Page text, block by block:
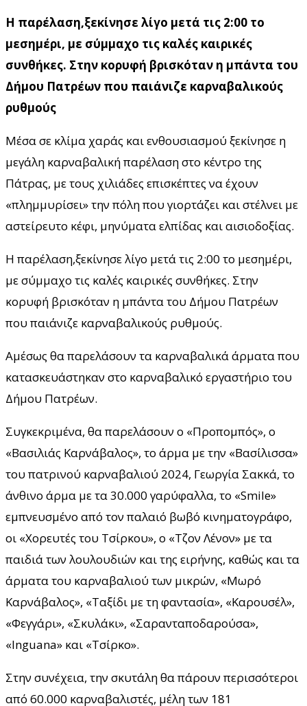
Η παρέλαση,ξεκίνησε λίγο μετά τις 2:00 το
μεσημέρι, με σύμμαχο τις καλές καιρικές
συνθήκες. Στην κορυφή βρισκόταν η μπάντα του
Δήμου Πατρέων που παιάνιζε καρναβαλικούς
ρυθμούς
Μέσα σε κλίμα χαράς και ενθουσιασμού ξεκίνησε η
μεγάλη καρναβαλική παρέλαση στο κέντρο της
Πάτρας, με τους χιλιάδες επισκέπτες να έχουν
«πλημμυρίσει» την πόλη που γιορτάζει και στέλνει με
αστείρευτο κέφι, μηνύματα ελπίδας και αισιοδοξίας.
Η παρέλαση,ξεκίνησε λίγο μετά τις 2:00 το μεσημέρι,
με σύμμαχο τις καλές καιρικές συνθήκες. Στην
κορυφή βρισκόταν η μπάντα του Δήμου Πατρέων
που παιάνιζε καρναβαλικούς ρυθμούς.
Αμέσως θα παρελάσουν τα καρναβαλικά άρματα που
κατασκευάστηκαν στο καρναβαλικό εργαστήριο του
Δήμου Πατρέων.
Συγκεκριμένα, θα παρελάσουν ο «Προπομπός», ο
«Βασιλιάς Καρνάβαλος», το άρμα με την «Βασίλισσα»
του πατρινού καρναβαλιού 2024, Γεωργία Σακκά, το
άνθινο άρμα με τα 30.000 γαρύφαλλα, το «Smile»
εμπνευσμένο από τον παλαιό βωβό κινηματογράφο,
οι «Χορευτές του Τσίρκου», ο «Τζον Λένον» με τα
παιδιά των λουλουδιών και της ειρήνης, καθώς και τα
άρματα του καρναβαλιού των μικρών, «Μωρό
Καρνάβαλος», «Ταξίδι με τη φαντασία», «Καρουσέλ»,
«Φεγγάρι», «Σκυλάκι», «Σαρανταποδαρούσα»,
«Inguana» και «Τσίρκο».
Στην συνέχεια, την σκυτάλη θα πάρουν περισσότεροι
από 60.000 καρναβαλιστές, μέλη των 181